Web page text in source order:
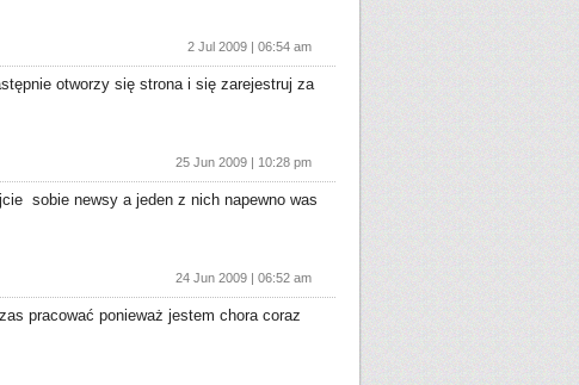
2 Jul 2009 | 06:54 am
otworzy się strona i się zarejestruj za
25 Jun 2009 | 10:28 pm
sobie newsy a jeden z nich napewno was
24 Jun 2009 | 06:52 am
pracować ponieważ jestem chora coraz